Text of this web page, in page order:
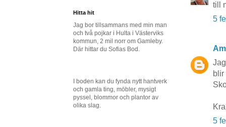
till
5
blir
5
Hitta hit
Jag bor tillsammans med min man
och två pojkar i Hulta i Västerviks
kommun, 2 mil norr om Gamleby.
Där hittar du Sofias Bod.
I boden kan du fynda nytt hantverk
och gamla ting, möbler, mysigt
pyssel, blommor och plantor av
olika slag.